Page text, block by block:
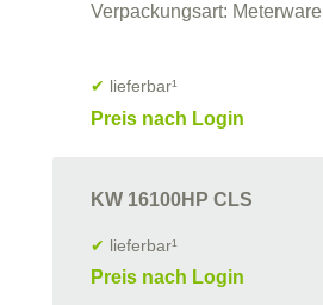
Verpackungsart: Meterware
✔ lieferbar¹
Preis nach Login
KW 16100HP CLS
✔ lieferbar¹
Preis nach Login